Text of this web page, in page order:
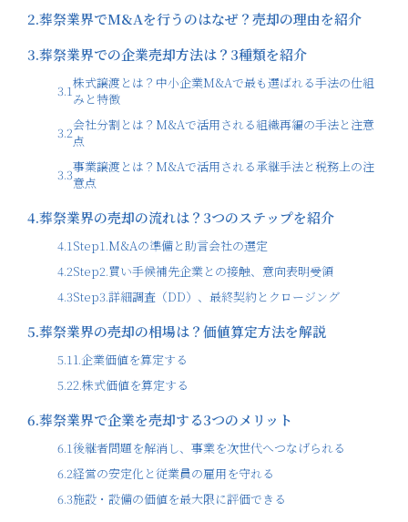
2.葬祭業界でM&Aを行うのはなぜ？売却の理由を紹介
3.葬祭業界での企業売却方法は？3種類を紹介
3.1株式譲渡とは？中小企業M&Aで最も選ばれる手法の仕組
みと特徴
3.2会社分割とは？M&Aで活用される組織再編の手法と注意
点
3.3事業譲渡とは？M&Aで活用される承継手法と税務上の注
意点
4.葬祭業界の売却の流れは？3つのステップを紹介
4.1Step1.M&Aの準備と助言会社の選定
4.2Step2.買い手候補先企業との接触、意向表明受領
4.3Step3.詳細調査（DD）、最終契約とクロージング
5.葬祭業界の売却の相場は？価値算定方法を解説
5.11.企業価値を算定する
5.22.株式価値を算定する
6.葬祭業界で企業を売却する3つのメリット
6.1後継者問題を解消し、事業を次世代へつなげられる
6.2経営の安定化と従業員の雇用を守れる
6.3施設・設備の価値を最大限に評価できる